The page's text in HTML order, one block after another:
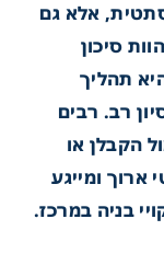
אלא גם
סיכון
תהליך
רב. רבים
הקבלן או
ומייגע
בניה במרכז.